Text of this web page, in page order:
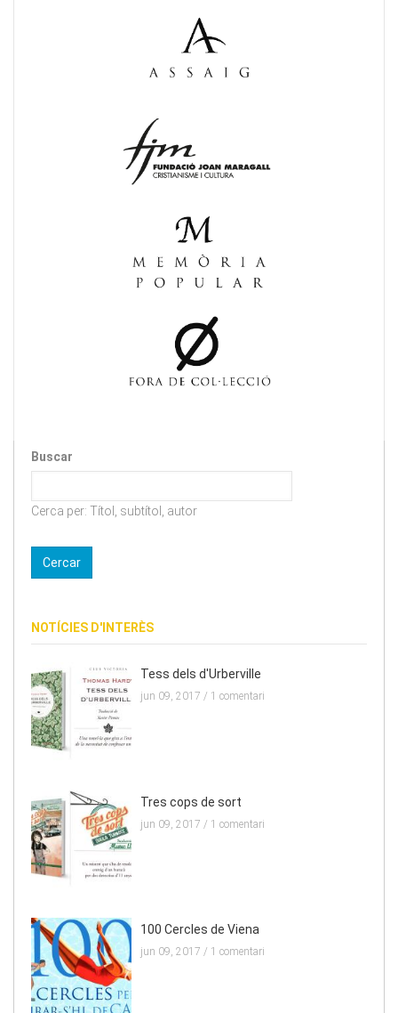
Buscar
Cerca per: Títol, subtítol, autor
NOTÍCIES D'INTERÈS
Tess dels d'Urberville
jun 09, 2017 / 1 comentari
Tres cops de sort
jun 09, 2017 / 1 comentari
100 Cercles de Viena
jun 09, 2017 / 1 comentari